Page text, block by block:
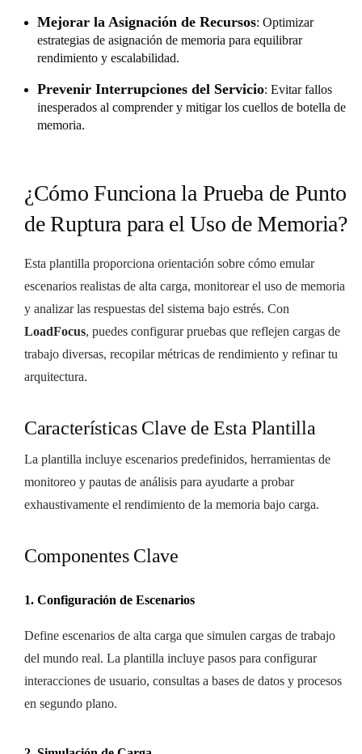
Mejorar la Asignación de Recursos: Optimizar
estrategias de asignación de memoria para equilibrar
rendimiento y escalabilidad.
Prevenir Interrupciones del Servicio: Evitar fallos
inesperados al comprender y mitigar los cuellos de botella de
memoria.
¿Cómo Funciona la Prueba de Punto
de Ruptura para el Uso de Memoria?
Esta plantilla proporciona orientación sobre cómo emular
escenarios realistas de alta carga, monitorear el uso de memoria
y analizar las respuestas del sistema bajo estrés. Con
LoadFocus, puedes configurar pruebas que reflejen cargas de
trabajo diversas, recopilar métricas de rendimiento y refinar tu
arquitectura.
Características Clave de Esta Plantilla
La plantilla incluye escenarios predefinidos, herramientas de
monitoreo y pautas de análisis para ayudarte a probar
exhaustivamente el rendimiento de la memoria bajo carga.
Componentes Clave
1. Configuración de Escenarios
Define escenarios de alta carga que simulen cargas de trabajo
del mundo real. La plantilla incluye pasos para configurar
interacciones de usuario, consultas a bases de datos y procesos
en segundo plano.